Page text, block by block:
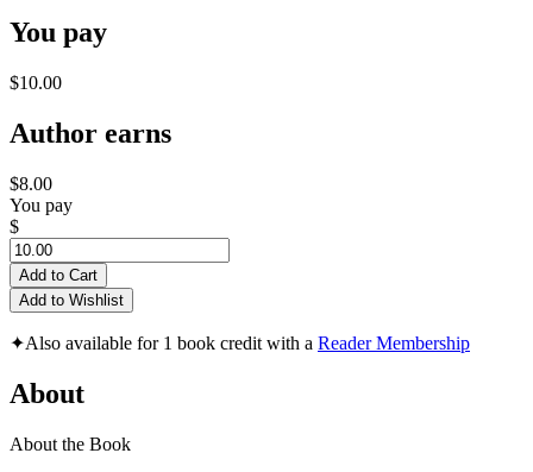
You pay
$10.00
Author earns
$8.00
You pay
$
Add to Cart
Add to Wishlist
✦Also available for 1 book credit with a Reader Membership
About
About the Book